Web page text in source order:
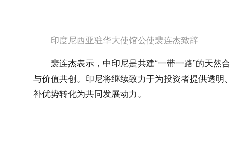
印度尼西亚驻华大使馆公使裴连杰致辞
裴连杰表示，中印尼是共建“一带一路”的天
与价值共创。印尼将继续致力于为投资者提供透
补优势转化为共同发展动力。